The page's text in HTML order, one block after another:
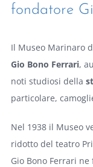
fondatore
Il Museo Marinaro
Gio Bono Ferrari,
noti studiosi della
particolare,
Nel 1938 il Museo
ridotto del teatro
Gio Bono Ferrari